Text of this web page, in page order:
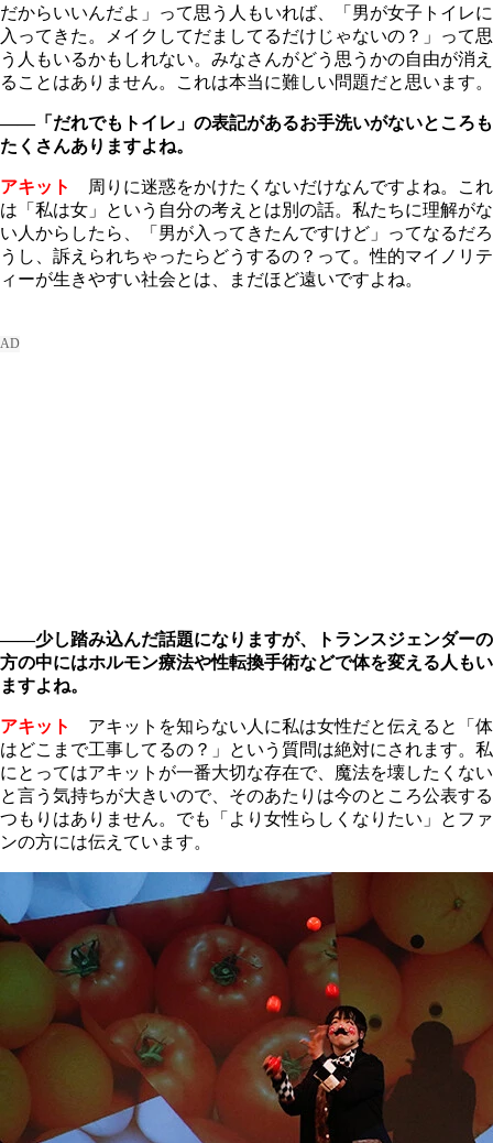
だからいいんだよ」って思う人もいれば、「男が女子トイレに
入ってきた。メイクしてだましてるだけじゃないの？」って思
う人もいるかもしれない。みなさんがどう思うかの自由が消え
ることはありません。これは本当に難しい問題だと思います。
――「だれでもトイレ」の表記があるお手洗いがないところも
たくさんありますよね。
アキット
周りに迷惑をかけたくないだけなんですよね。これ
は「私は女」という自分の考えとは別の話。私たちに理解がな
い人からしたら、「男が入ってきたんですけど」ってなるだろ
うし、訴えられちゃったらどうするの？って。性的マイノリテ
ィーが生きやすい社会とは、まだほど遠いですよね。
――少し踏み込んだ話題になりますが、トランスジェンダーの
方の中にはホルモン療法や性転換手術などで体を変える人もい
ますよね。
アキット
アキットを知らない人に私は女性だと伝えると「体
はどこまで工事してるの？」という質問は絶対にされます。私
にとってはアキットが一番大切な存在で、魔法を壊したくない
と言う気持ちが大きいので、そのあたりは今のところ公表する
つもりはありません。でも「より女性らしくなりたい」とファ
ンの方には伝えています。